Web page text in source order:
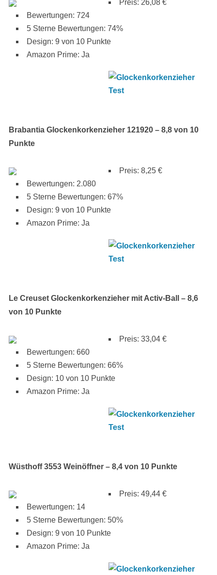
Preis: 26,08 €
Bewertungen: 724
5 Sterne Bewertungen: 74%
Design: 9 von 10 Punkte
Amazon Prime: Ja
Brabantia Glockenkorkenzieher 121920 – 8,8 von 10
Punkte
Preis: 8,25 €
Bewertungen: 2.080
5 Sterne Bewertungen: 67%
Design: 9 von 10 Punkte
Amazon Prime: Ja
Le Creuset Glockenkorkenzieher mit Activ-Ball – 8,6
von 10 Punkte
Preis: 33,04 €
Bewertungen: 660
5 Sterne Bewertungen: 66%
Design: 10 von 10 Punkte
Amazon Prime: Ja
Wüsthoff 3553 Weinöffner – 8,4 von 10 Punkte
Preis: 49,44 €
Bewertungen: 14
5 Sterne Bewertungen: 50%
Design: 9 von 10 Punkte
Amazon Prime: Ja